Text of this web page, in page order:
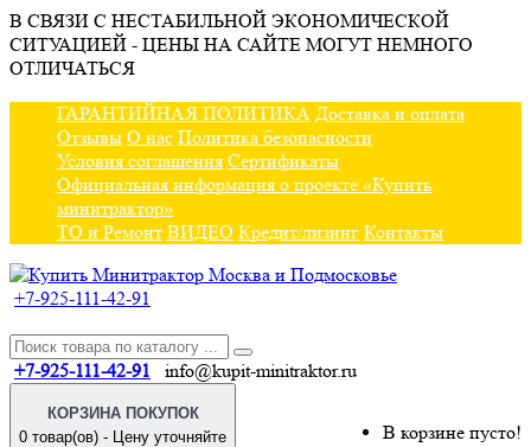
В СВЯЗИ С НЕСТАБИЛЬНОЙ ЭКОНОМИЧЕСКОЙ
СИТУАЦИЕЙ - ЦЕНЫ НА САЙТЕ МОГУТ НЕМНОГО
ОТЛИЧАТЬСЯ
ГАРАНТИЙНАЯ ПОЛИТИКА Доставка и оплата
Отзывы О нас Политика безопасности
Условия соглашения Сертификаты
Официальная информация о проекте «Купить
минитрактор»
ТО и Ремонт ВИДЕО Кредит/лизинг Контакты
+7-925-111-42-91
+7-925-111-42-91 info@kupit-minitraktor.ru
КОРЗИНА ПОКУПОК
0 товар(ов) - Цену уточняйте
В корзине пусто!